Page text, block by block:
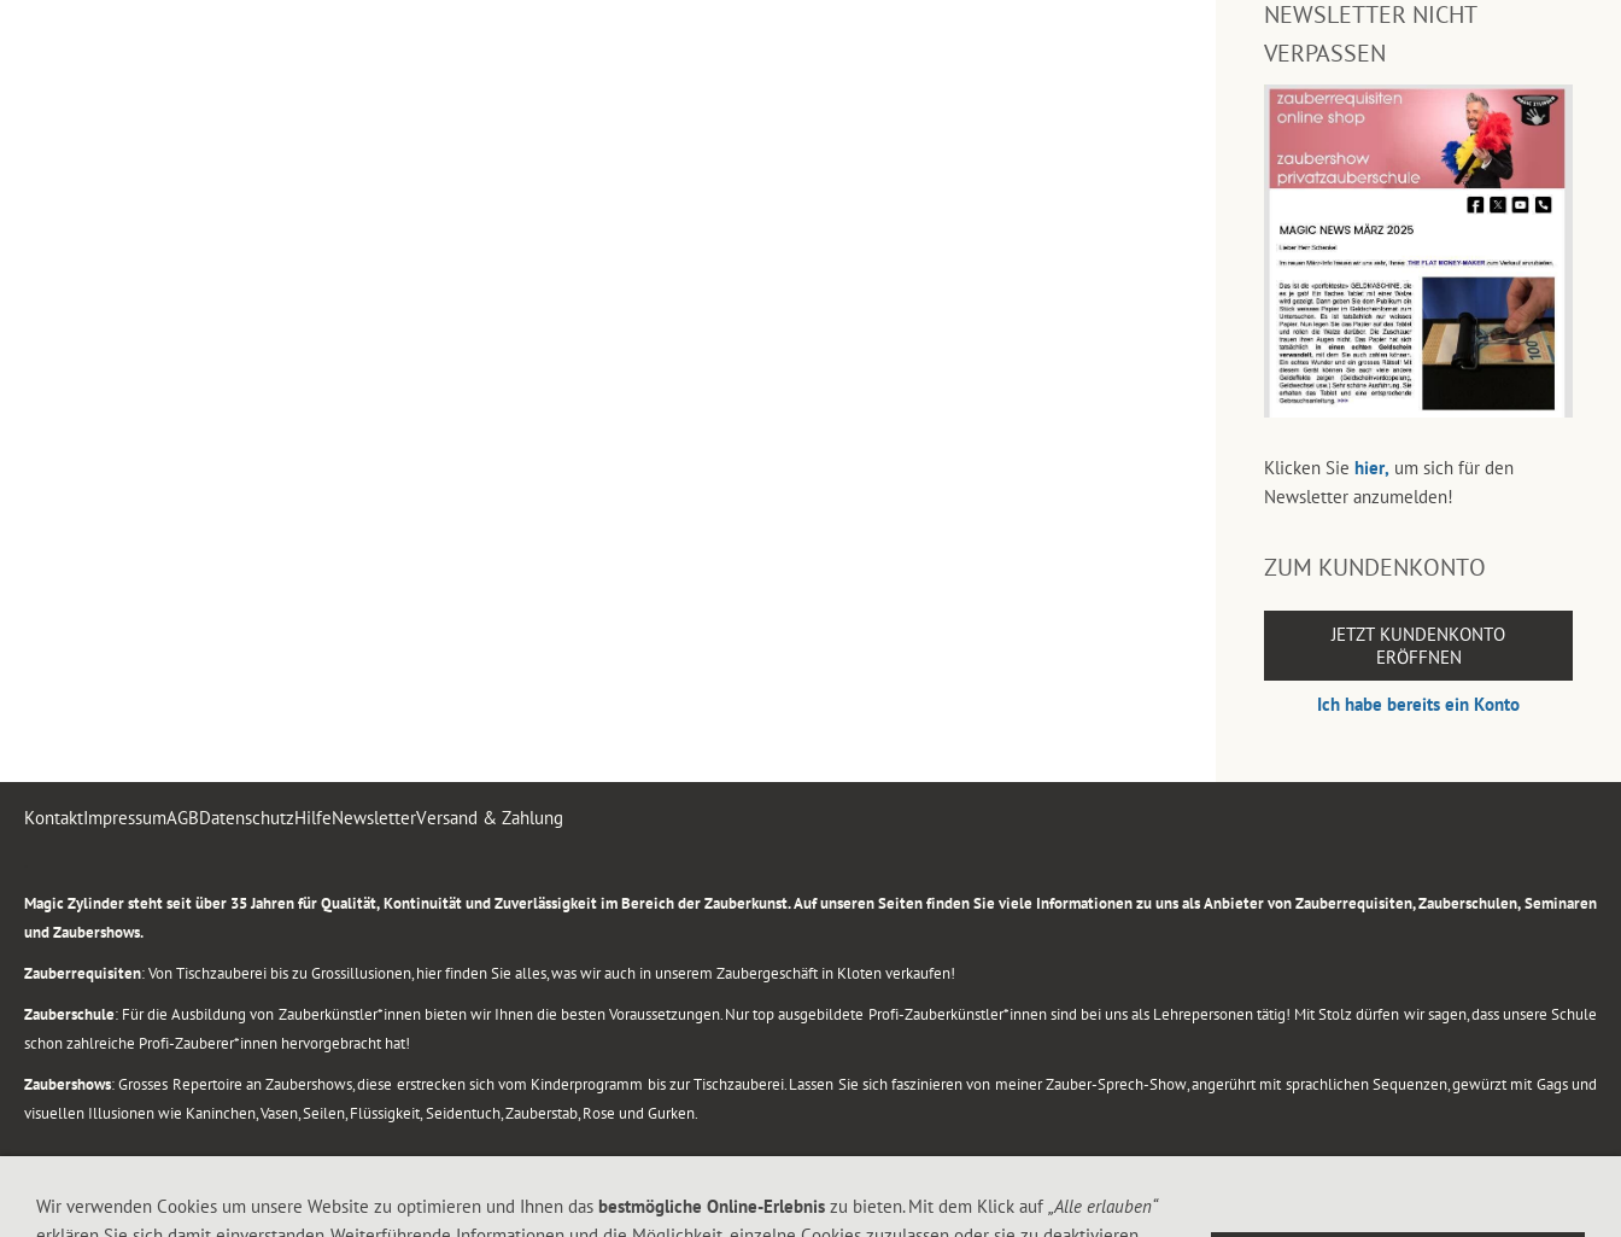
NEWSLETTER NICHT
VERPASSEN
Klicken Sie hier, um sich für den
Newsletter anzumelden!
ZUM KUNDENKONTO
JETZT KUNDENKONTO
ERÖFFNEN
Ich habe bereits ein Konto
KontaktImpressumAGBDatenschutzHilfeNewsletterVersand & Zahlung
Magic Zylinder steht seit über 35 Jahren für Qualität, Kontinuität und Zuverlässigkeit im Bereich der Zauberkunst. Auf unseren Seiten finden Sie viele Informationen zu uns als Anbieter von Zauberrequisiten, Zauberschulen, Seminaren
und Zaubershows.
Zauberrequisiten: Von Tischzauberei bis zu Grossillusionen, hier finden Sie alles, was wir auch in unserem Zaubergeschäft in Kloten verkaufen!
Zauberschule: Für die Ausbildung von Zauberkünstler*innen bieten wir Ihnen die besten Voraussetzungen. Nur top ausgebildete Profi-Zauberkünstler*innen sind bei uns als Lehrepersonen tätig! Mit Stolz dürfen wir sagen, dass unsere Schule
schon zahlreiche Profi-Zauberer*innen hervorgebracht hat!
Zaubershows: Grosses Repertoire an Zaubershows, diese erstrecken sich vom Kinderprogramm bis zur Tischzauberei. Lassen Sie sich faszinieren von meiner Zauber-Sprech-Show, angerührt mit sprachlichen Sequenzen, gewürzt mit Gags und
visuellen Illusionen wie Kaninchen, Vasen, Seilen, Flüssigkeit, Seidentuch, Zauberstab, Rose und Gurken.
.
Alle Rechte vorbehalten. © 1988-2026 Magic Zylinder
Wir verwenden Cookies um unsere Website zu optimieren und Ihnen das bestmögliche Online-Erlebnis zu bieten. Mit dem Klick auf „Alle erlauben“